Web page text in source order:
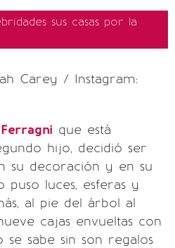
sus casas por la
Carey / Instagram:
que está
hijo, decidió ser
su decoración y en su
puso luces, esferas y
al pie del árbol al
cajas envueltas con
sabe sin son regalos